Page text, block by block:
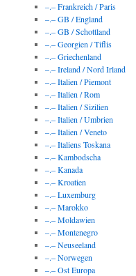
–.– Frankreich / Paris
–.– GB / England
–.– GB / Schottland
–.– Georgien / Tiflis
–.– Griechenland
–.– Ireland / Nord Irland
–.– Italien / Piemont
–.– Italien / Rom
–.– Italien / Sizilien
–.– Italien / Umbrien
–.– Italien / Veneto
–.– Italiens Toskana
–.– Kambodscha
–.– Kanada
–.– Kroatien
–.– Luxemburg
–.– Marokko
–.– Moldawien
–.– Montenegro
–.– Neuseeland
–.– Norwegen
–.– Ost Europa